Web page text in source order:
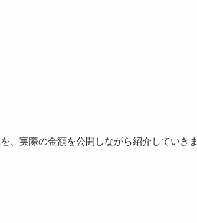
を、実際の金額を公開しながら紹介していきま